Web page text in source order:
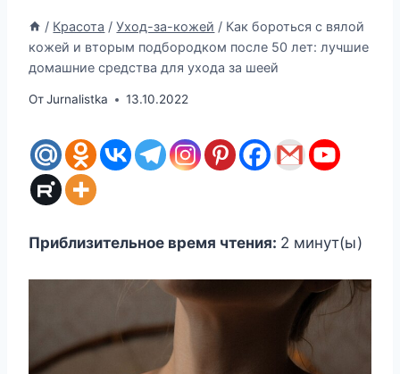
/ Красота / Уход-за-кожей / Как бороться с вялой
кожей и вторым подбородком после 50 лет: лучшие
домашние средства для ухода за шеей
ОтJurnalistka 13.10.2022
Приблизительное время чтения: 2 минут(ы)